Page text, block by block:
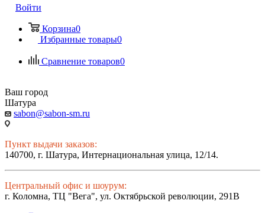
Войти
Корзина0
Избранные товары0
Сравнение товаров0
Ваш город
Шатура
sabon@sabon-sm.ru
Пункт выдачи заказов:
140700, г. Шатура, Интернациональная улица, 12/14.
Центральный офис и шоурум:
г. Коломна, ТЦ "Вега", ул. Октябрьской революции, 291В